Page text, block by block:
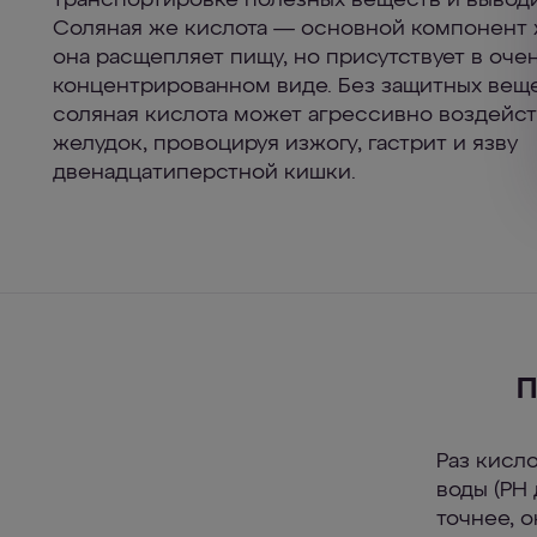
Соляная же кислота — основной компонент
она расщепляет пищу, но присутствует в
концентрированном виде. Без защитных
соляная кислота может агрессивно
желудок, провоцируя изжогу, гастрит и язву
двенадцатиперстной кишки.
Раз
воды (РН
точнее,